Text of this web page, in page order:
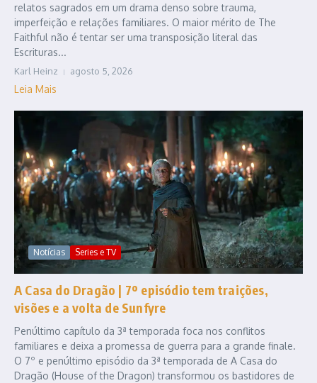
relatos sagrados em um drama denso sobre trauma,
imperfeição e relações familiares. O maior mérito de The
Faithful não é tentar ser uma transposição literal das
Escrituras...
Karl Heinz agosto 5, 2026
Leia Mais
Notícias Series e TV
A Casa do Dragão | 7º episódio tem traições,
visões e a volta de Sunfyre
Penúltimo capítulo da 3ª temporada foca nos conflitos
familiares e deixa a promessa de guerra para a grande finale.
O 7º e penúltimo episódio da 3ª temporada de A Casa do
Dragão (House of the Dragon) transformou os bastidores de